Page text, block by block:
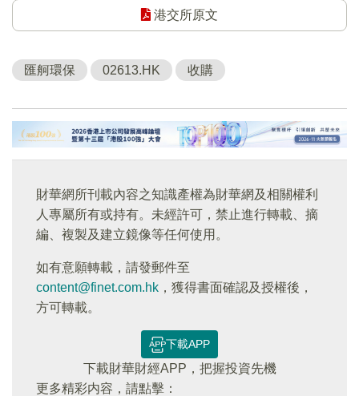
港交所原文
匯舸環保 02613.HK 收購
財華網所刊載內容之知識產權為財華網及相關權利
人專屬所有或持有。未經許可，禁止進行轉載、摘
編、複製及建立鏡像等任何使用。
如有意願轉載，請發郵件至
content@finet.com.hk ，獲得書面確認及授權後，
方可轉載。
下載APP
下載財華財經APP，把握投資先機
更多精彩内容，請點擊：